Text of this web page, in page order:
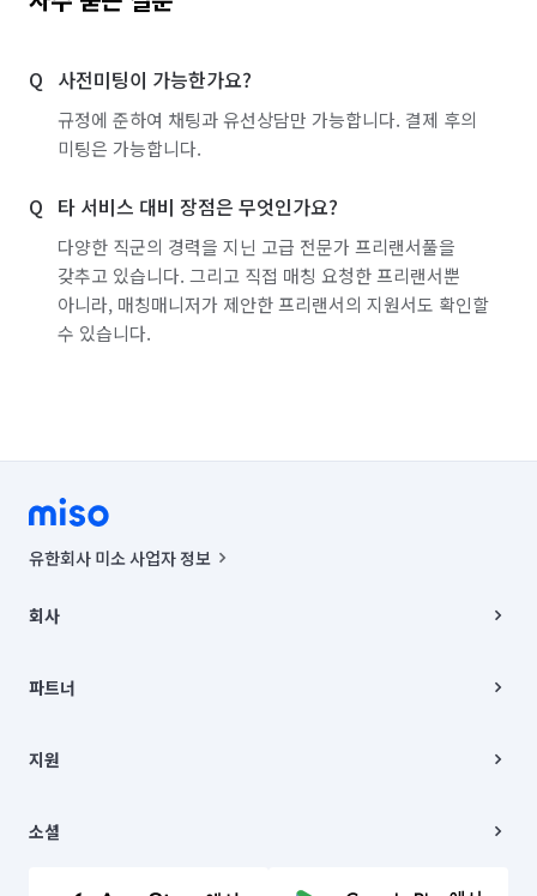
사전미팅이 가능한가요?
규정에 준하여 채팅과 유선상담만 가능합니다. 결제 후의
미팅은 가능합니다.
타 서비스 대비 장점은 무엇인가요?
다양한 직군의 경력을 지닌 고급 전문가 프리랜서풀을
갖추고 있습니다. 그리고 직접 매칭 요청한 프리랜서뿐
아니라, 매칭매니저가 제안한 프리랜서의 지원서도 확인할
수 있습니다.
유한회사 미소 사업자 정보
00019 |
주소 | 본사: 서울특별시 종로구 율곡로 6(중학동, 트윈트리빌딩) B동 5층
컨택센터 : 서울특별시 종로구 수송동 율곡로 24, 7층, 8층 미소
상품, 상품정보, 거래에 관한 의무와 책임은 거래당사자에게 있습니다.
언론 보도 관련 문의:
© 유한회사 미소. Miso, Inc. All Rights Reserved.
회사
채용
파트너
이사
지원
이용약관
소셜